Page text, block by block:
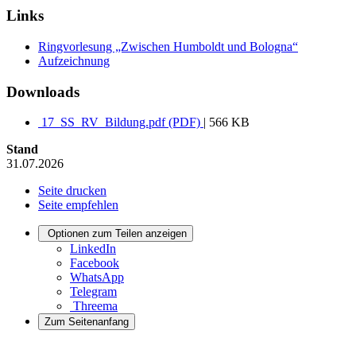
Links
Ringvorlesung „Zwischen Humboldt und Bologna“
Aufzeichnung
Downloads
17_SS_RV_Bildung.pdf (PDF) | 566 KB
Stand
31.07.2026
Seite drucken
Seite empfehlen
Optionen zum Teilen anzeigen
LinkedIn
Facebook
WhatsApp
Telegram
Threema
Zum Seitenanfang